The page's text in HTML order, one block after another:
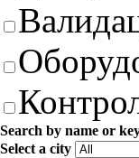
Search by name or
Select a city